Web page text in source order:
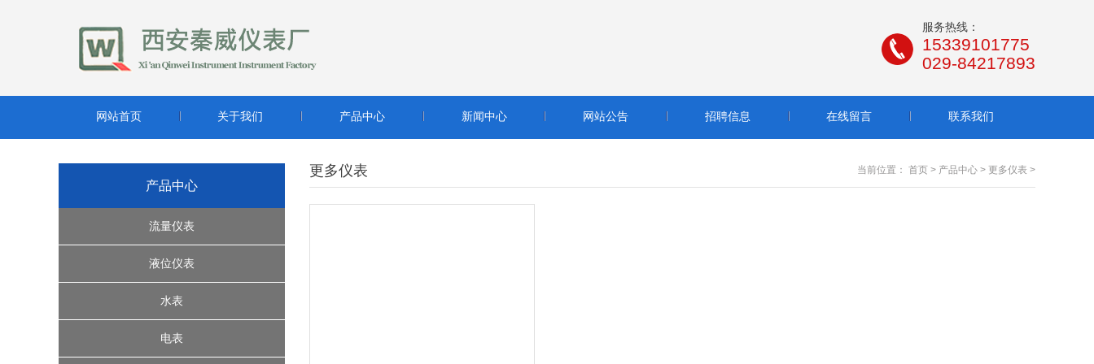
服务热线：
15339101775
029-84217893
网站首页 关于我们 产品中心 新闻中心 网站公告 招聘信息 在线留言 联系我们
产品中心
流量仪表
超声波流量计
转子流量计系列
腰轮流量计
液位仪表
缆绳式液位开关
雷达液位计
水表
水控机
电表
更多仪表 当前位置： 首页 > 产品中心 > 更多仪表 >